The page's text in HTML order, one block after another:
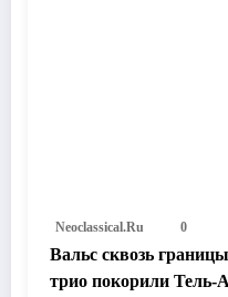
Neoclassical.ru 0
Вальс сквозь
трио покорили